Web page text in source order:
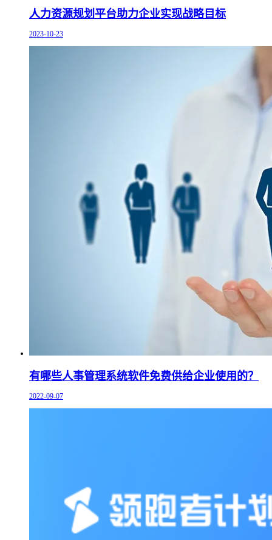
人力资源规划平台助力企业实现战略目标
2023-10-23
有哪些人事管理系统软件免费供给企业使用的？
2022-09-07